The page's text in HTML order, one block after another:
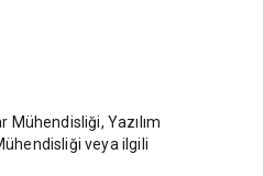
Yazılım
veya ilgili